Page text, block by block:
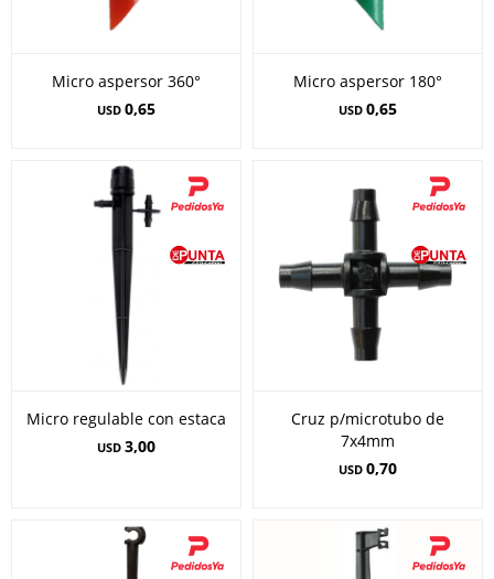
Micro aspersor 360°
USD 0,65
Micro aspersor 180°
USD 0,65
Micro regulable con estaca
USD 3,00
Cruz p/microtubo de
7x4mm
USD 0,70